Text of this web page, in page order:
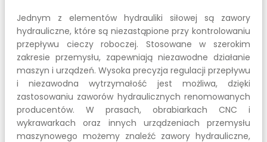
Jednym z elementów hydrauliki siłowej są zawory
hydrauliczne, które są niezastąpione przy kontrolowaniu
przepływu cieczy roboczej. Stosowane w szerokim
zakresie przemysłu, zapewniają niezawodne działanie
maszyn i urządzeń. Wysoka precyzja regulacji przepływu
i niezawodna wytrzymałość jest możliwa, dzięki
zastosowaniu zaworów hydraulicznych renomowanych
producentów. W prasach, obrabiarkach CNC i
wykrawarkach oraz innych urządzeniach przemysłu
maszynowego możemy znaleźć zawory hydrauliczne,